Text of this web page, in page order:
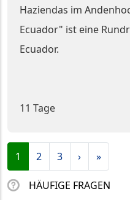
Haziendas im
Ecuador" ist eine
Ecuador.
11 Tage
Seitennummerierung
Aktuelle Seite
1 Page
2 Page
3 ›weiter
»Ende
HÄUFIGE FRAGEN